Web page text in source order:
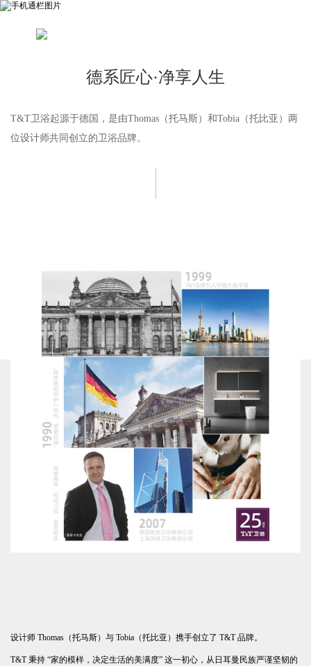
德系匠心·净享人生
T&T卫浴起源于德国，是由Thomas（托马斯）和Tobia（托比亚）两
位设计师共同创立的卫浴品牌。
设计师 Thomas（托马斯）与 Tobia（托比亚）携手创立了 T&T 品牌。
T&T 秉持 “家的模样，决定生活的美满度” 这一初心，从日耳曼民族严谨坚韧的